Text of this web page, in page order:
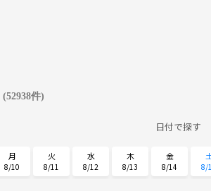
(52938件)
日付で探す
月
8/10
火
8/11
水
8/12
木
8/13
金
8/14 8/